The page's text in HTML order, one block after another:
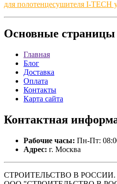
для полотенцесушителя I-TECH
Основные страницы
Главная
Блог
Доставка
Оплата
Контакты
Карта сайта
Контактная
Рабочие часы: Пн-Пт:
Адрес: г. Москва
СТРОИТЕЛЬСТВО В РОССИИ.